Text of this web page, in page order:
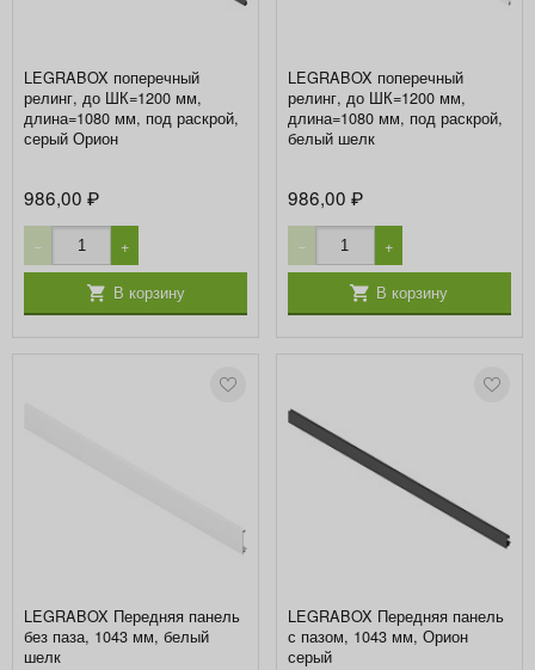
LEGRABOX поперечный
релинг, до ШК=1200 мм,
длина=1080 мм, под раскрой,
серый Орион
986,00₽
− +
В корзину
LEGRABOX поперечный
релинг, до ШК=1200 мм,
длина=1080 мм, под раскрой,
белый шелк
986,00 ₽
− +
В корзину
LEGRABOX Передняя панель
без паза, 1043 мм, белый
шелк
LEGRABOX Передняя панель
с пазом, 1043 мм, Орион
серый